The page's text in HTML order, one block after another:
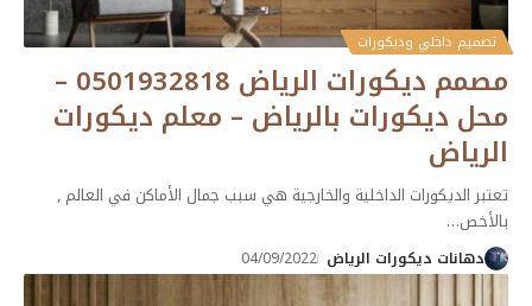
تصميم داخلي وديكورات
مصمم ديكورات الرياض 0501932818 –
محل ديكورات بالرياض – معلم ديكورات
الرياض
تعتبر الديكورات الداخلية والخارجية هي سبب جمال الأماكن في العالم ,
بالأخص…
دهانات ديكورات الرياض 04/09/2022